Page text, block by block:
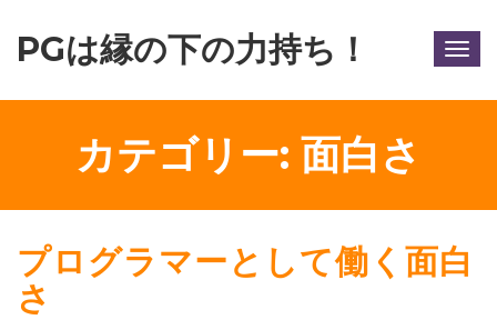
PGは縁の下の力持ち！
カテゴリー: 面白さ
プログラマーとして働く面白
さ